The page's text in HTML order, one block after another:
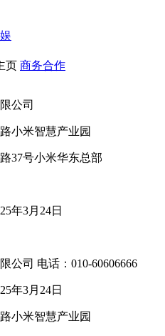
页 商务合作
公司
小米智慧产业园
37号小米华东总部
年3月24日
公司 电话：010-60606666
年3月24日
小米智慧产业园